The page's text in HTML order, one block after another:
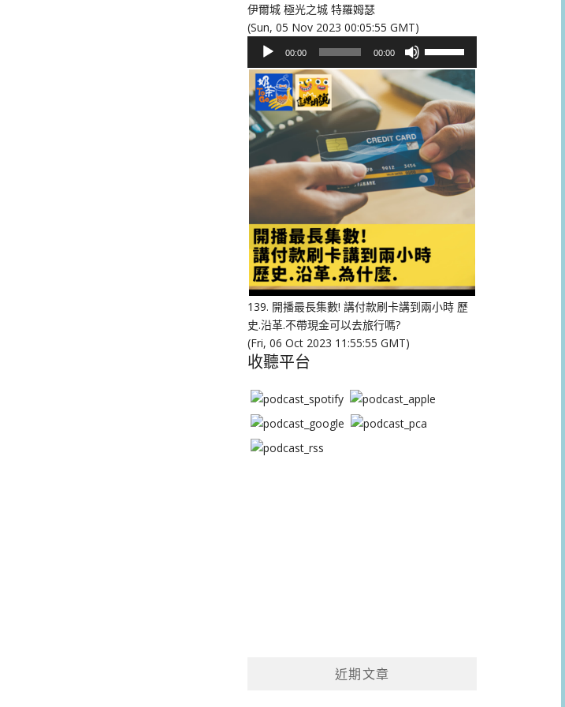
伊爾城 極光之城 特羅姆瑟
(Sun, 05 Nov 2023 00:05:55 GMT)
播
放
器
00:00 00:00
向
上/
向
下
鍵
以
提
或
降
低
量。
139. 開播最長集數! 講付款刷卡講到兩小時 歷
史.沿革.不帶現金可以去旅行嗎?
(Fri, 06 Oct 2023 11:55:55 GMT)
收聽平台
近期文章